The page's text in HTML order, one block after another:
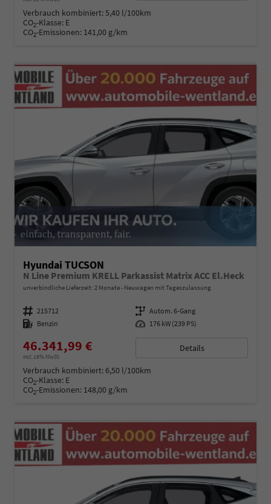
Verbrauch kombiniert:5,40 l/100km
CO2-Klasse: E
CO2-Emissionen: 141,00 g/km
Hyundai TUCSON
N Line Premium KRELL Parkassist Matrix ACC El.Heck
unverbindliche Lieferzeit: 2 Monate Neuwagen mit Tageszulassung
Fahrzeugnummer 215712 Getriebe Autom. 6-Gang
Kraftstoff Benzin Leistung 176 kW (239 PS)
46.341,99 €
incl. 19% MwSt.
Details
Verbrauch kombiniert:6,50 l/100km
CO2-Klasse: E
CO2-Emissionen: 148,00 g/km